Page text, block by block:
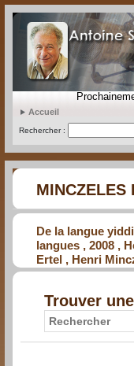
Accueil
Rechercher :
MINCZELES
De la langue
langues , 2008 ,
Ertel , Henri
Trouver